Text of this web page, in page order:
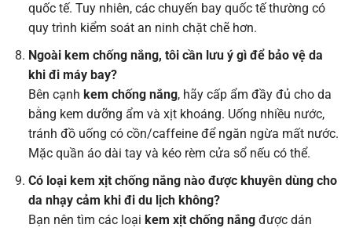
quốc tế. Tuy nhiên, các chuyến bay quốc tế thường có
quy trình kiểm soát an ninh chặt chẽ hơn.
Ngoài kem chống nắng, tôi cần lưu ý gì để bảo vệ da
khi đi máy bay?
Bên cạnh kem chống nắng, hãy cấp ẩm đầy đủ cho da
bằng kem dưỡng ẩm và xịt khoáng. Uống nhiều nước,
tránh đồ uống có cồn/caffeine để ngăn ngừa mất nước.
Mặc quần áo dài tay và kéo rèm cửa sổ nếu có thể.
Có loại kem xịt chống nắng nào được khuyên dùng cho
da nhạy cảm khi đi du lịch không?
Bạn nên tìm các loại kem xịt chống nắngđược dán